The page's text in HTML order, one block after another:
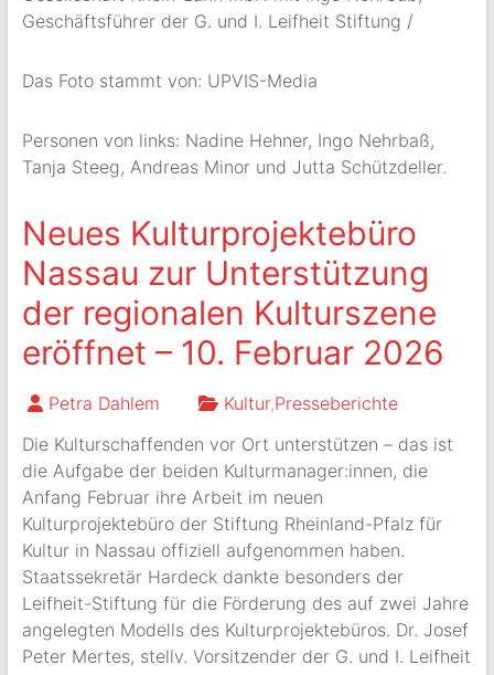
Geschäftsführer der G. und I. Leifheit Stiftung /
Das Foto stammt von: UPVIS-Media
Personen von links: Nadine Hehner, Ingo Nehrbaß,
Tanja Steeg, Andreas Minor und Jutta Schützdeller.
Neues Kulturprojektebüro
Nassau zur Unterstützung
der regionalen Kulturszene
eröffnet – 10. Februar 2026
Petra Dahlem Kultur,Presseberichte
Die Kulturschaffenden vor Ort unterstützen – das ist
die Aufgabe der beiden Kulturmanager:innen, die
Anfang Februar ihre Arbeit im neuen
Kulturprojektebüro der Stiftung Rheinland-Pfalz für
Kultur in Nassau offiziell aufgenommen haben.
Staatssekretär Hardeck dankte besonders der
Leifheit-Stiftung für die Förderung des auf zwei Jahre
angelegten Modells des Kulturprojektebüros. Dr. Josef
Peter Mertes, stellv. Vorsitzender der G. und I. Leifheit